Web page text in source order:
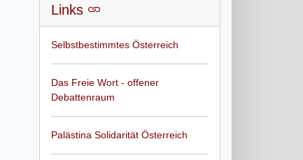
Links
Selbstbestimmtes Österreich
Das Freie Wort - offener
Debattenraum
Palästina Solidarität Österreich